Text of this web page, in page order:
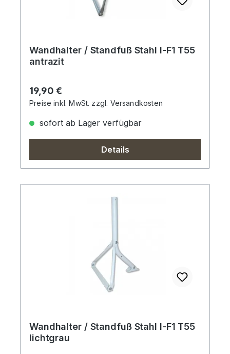
Wandhalter / Standfuß Stahl I-F1 T55
antrazit
Regulärer Preis:
19,90 €
Preise inkl. MwSt. zzgl. Versandkosten
sofort ab Lager verfügbar
Details
Wandhalter / Standfuß Stahl I-F1 T55
lichtgrau